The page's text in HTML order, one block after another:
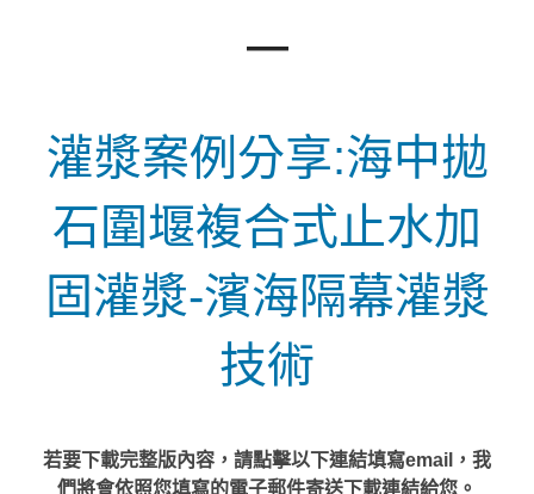
—
灌漿案例分享:海中拋
石圍堰複合式止水加
固灌漿-濱海隔幕灌漿
技術
若要下載完整版內容，請點擊以下連結填寫email，我
們將會依照您填寫的電子郵件寄送下載連結給您。